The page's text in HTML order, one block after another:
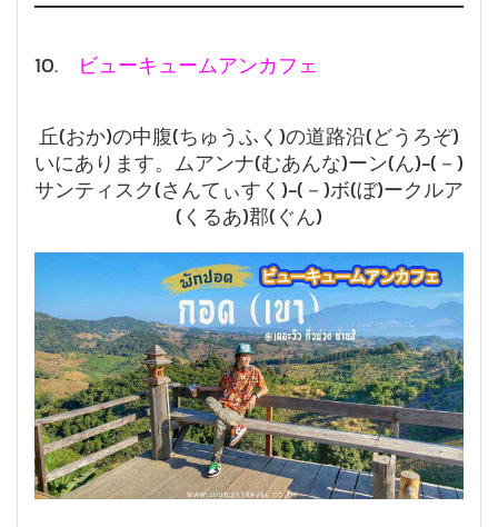
10. ビューキュームアンカフェ
丘(おか)の中腹(ちゅうふく)の道路沿(どうろぞ)
いにあります。ムアンナ(むあんな)ーン(ん)-(－)
サンティスク(さんてぃすく)-(－)ボ(ぼ)ークルア
(くるあ)郡(ぐん)